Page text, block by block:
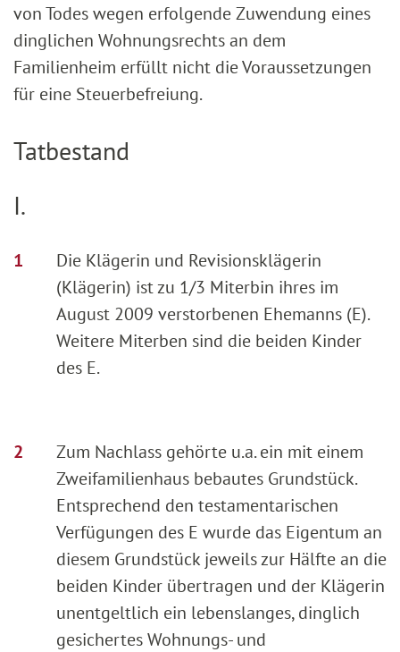
von Todes wegen erfolgende Zuwendung eines
dinglichen Wohnungsrechts an dem
Familienheim erfüllt nicht die Voraussetzungen
für eine Steuerbefreiung.
Tatbestand
I.
Die Klägerin und Revisionsklägerin
(Klägerin) ist zu 1/3 Miterbin ihres im
August 2009 verstorbenen Ehemanns (E).
Weitere Miterben sind die beiden Kinder
des E.
Zum Nachlass gehörte u.a. ein mit einem
Zweifamilienhaus bebautes Grundstück.
Entsprechend den testamentarischen
Verfügungen des E wurde das Eigentum an
diesem Grundstück jeweils zur Hälfte an die
beiden Kinder übertragen und der Klägerin
unentgeltlich ein lebenslanges, dinglich
gesichertes Wohnungs- und